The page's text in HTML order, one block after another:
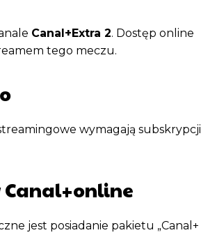
Canal+Extra 2. Dostęp online
tego meczu.
wymagają subskrypcji
Canal+online
jest posiadanie pakietu „Canal+